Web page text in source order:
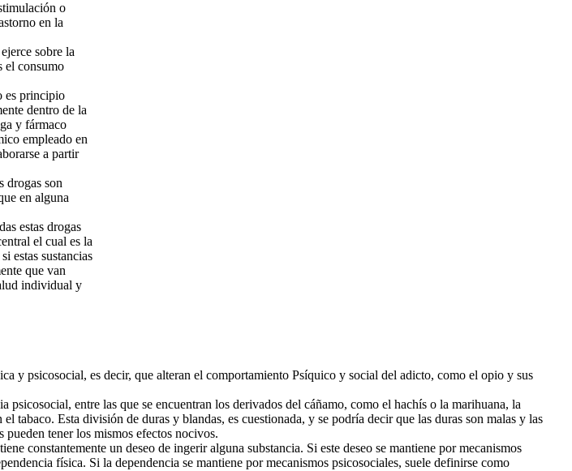
o
en la
sobre la
el consumo
es principio
dentro de la
y fármaco
empleado en
a partir
drogas son
en alguna
estas drogas
el cual es la
estas sustancias
que van
individual y
y psicosocial, es decir, que alteran el comportamiento Psíquico y social del adicto, como el opio y sus
psicosocial, entre las que se encuentran los derivados del cáñamo, como el hachís o la marihuana, la
tabaco. Esta división de duras y blandas, es cuestionada, y se podría decir que las duras son malas y las
pueden tener los mismos efectos nocivos.
constantemente un deseo de ingerir alguna substancia. Si este deseo se mantiene por mecanismos
física. Si la dependencia se mantiene por mecanismos psicosociales, suele definirse como